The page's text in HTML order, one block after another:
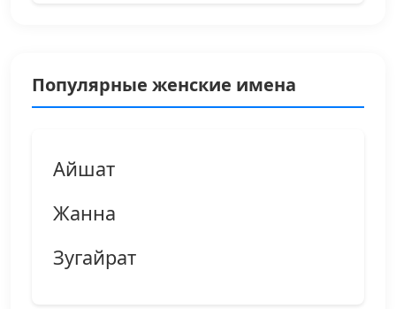
Популярные женские имена
Айшат
Жанна
Зугайрат